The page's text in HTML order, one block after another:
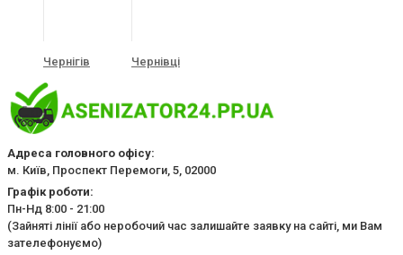
Чернігів Чернівці
Адреса головного офісу:
м. Київ, Проспект Перемоги, 5, 02000
Графік роботи:
Пн-Нд 8:00 - 21:00
(Зайняті лінії або неробочий час залишайте заявку на сайті, ми Вам
зателефонуємо)